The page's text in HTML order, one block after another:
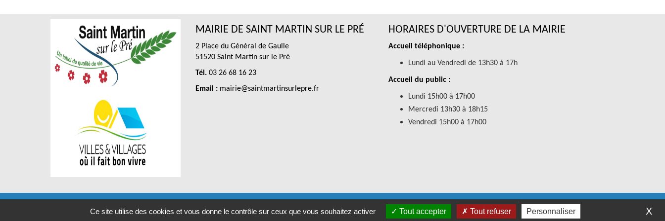
MAIRIE DE SAINT MARTIN SUR LE PRÉ
2 Place du Général de Gaulle
51520 Saint Martin sur le Pré
Tél.03 26 68 16 23
Email :mairie@saintmartinsurlepre.fr
HORAIRES D'OUVERTURE DE LA MAIRIE
Accueil téléphonique :
Lundi au Vendredi de 13h30 à 17h
Accueil du public :
Lundi 15h00 à 17h00
Mercredi 13h30 à 18h15
Vendredi 15h00 à 17h00
- SAINT MARTIN SUR LE PRE © 2019
Conception Citopia-Solution de site internet pour mairie et collectivité - WeeCity X
Ce site utilise des cookies et vous donne le contrôle sur ceux que vous souhaitez activer Tout accepter Tout refuser Personnaliser